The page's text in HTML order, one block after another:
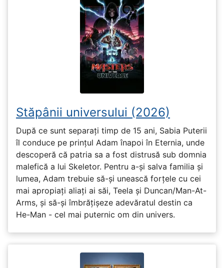
Stăpânii universului (2026)
După ce sunt separați timp de 15 ani, Sabia Puterii
îl conduce pe prințul Adam înapoi în Eternia, unde
descoperă că patria sa a fost distrusă sub domnia
malefică a lui Skeletor. Pentru a-și salva familia și
lumea, Adam trebuie să-și unească forțele cu cei
mai apropiați aliați ai săi, Teela și Duncan/Man-At-
Arms, și să-și îmbrățișeze adevăratul destin ca
He-Man - cel mai puternic om din univers.